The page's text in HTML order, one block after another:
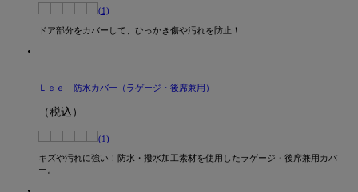
(1)
ドア部分をカバーして、ひっかき傷や汚れを防止！
Ｌｅｅ 防水カバー（ラゲージ・後席兼用）
（税込）
(1)
キズや汚れに強い！防水・撥水加工素材を使用したラゲージ・後席兼用カバ
ー。